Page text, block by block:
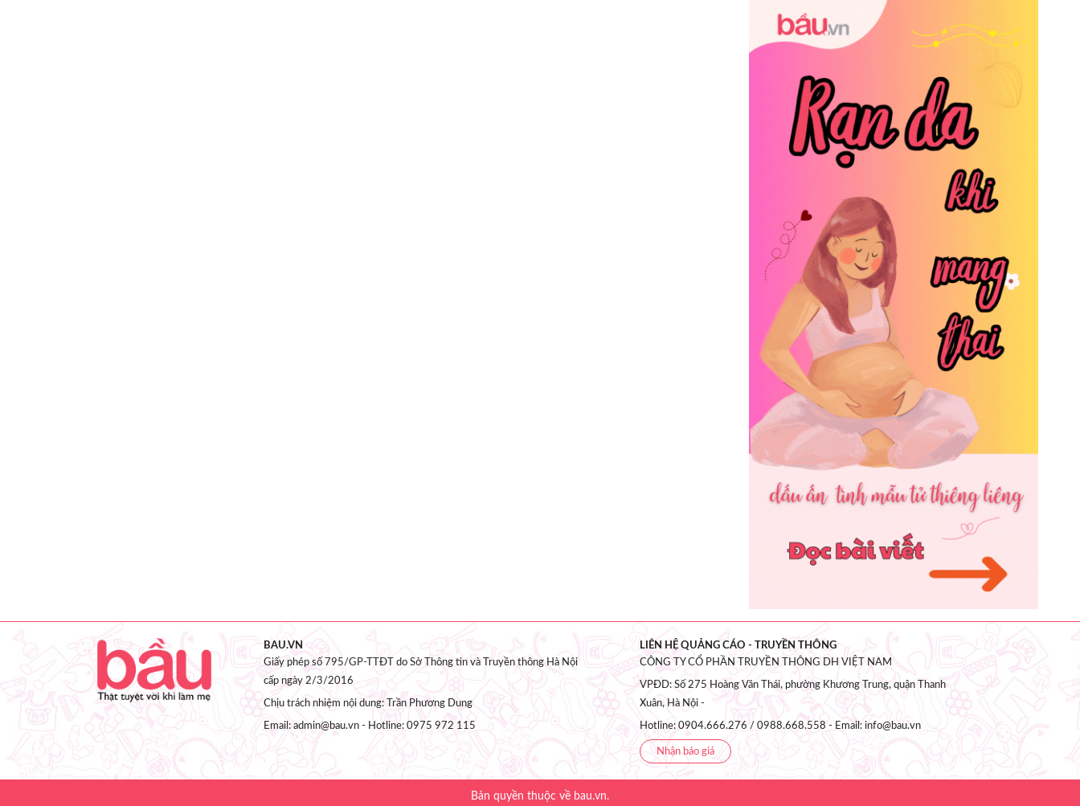
BAU.VN
Giấy phép số 795/GP-TTĐT do Sở Thông tin và Truyền thông Hà Nội
cấp ngày 2/3/2016
Chịu trách nhiệm nội dung: Trần Phương Dung
Email: admin@bau.vn - Hotline: 0975 972 115
LIÊN HỆ QUẢNG CÁO - TRUYỀN THÔNG
CÔNG TY CỔ PHẦN TRUYỀN THÔNG DH VIỆT NAM
VPĐD: Số 275 Hoàng Văn Thái, phường Khương Trung, quận Thanh
Xuân, Hà Nội -
Hotline: 0904.666.276 / 0988.668.558 - Email: info@bau.vn
Nhận báo giá
Bản quyền thuộc về bau.vn.